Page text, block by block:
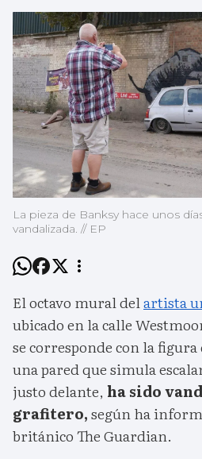
La pieza de Banksy hace unos
vandalizada. // EP
El octavo mural delartista
ubicado en la calle
se corresponde con la
una pared que simula
justo delante, ha sido
grafitero,según ha
británico The Guardian.